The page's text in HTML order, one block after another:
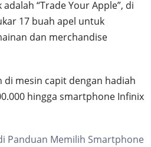
“Trade Your Apple”, di
17 buah apel untuk
dan merchandise
mesin capit dengan hadiah
hingga smartphone Infinix
Panduan Memilih Smartphone